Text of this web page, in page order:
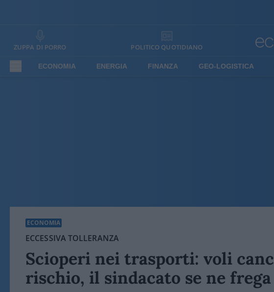
ZUPPA DI PORRO POLITICO QUOTIDIANO
ECONOMIA ENERGIA FINANZA GEO-LOGISTICA
ECONOMIA
ECCESSIVA TOLLERANZA
Scioperi nei trasporti: voli
rischio, il sindacato se ne frega